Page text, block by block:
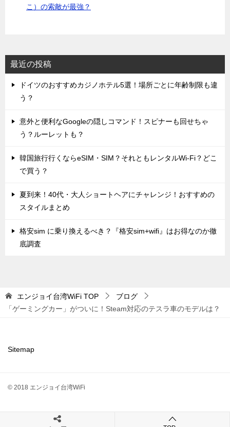
こ）の索敵が最強？
最近の投稿
ドイツのおすすめカジノホテル5選！場所ごとに年齢制限も違
う？
意外と便利なGoogleの隠しコマンド！スピナーも回せちゃ
う？ルーレットも？
韓国旅行行くならeSIM・SIM？それともレンタルWi-Fi？どこ
で買う？
夏到来！40代・大人ショートヘアにチャレンジ！おすすめの
スタイルまとめ
格安sim に乗り換えるべき？『格安sim+wifi』はお得なのか徹
底調査
エンジョイ台湾WiFi TOP
ブログ
「ゲーミングカー」がついに！Steam対応のテスラ車のモデルは？
Sitemap
© 2018 エンジョイ台湾WiFi